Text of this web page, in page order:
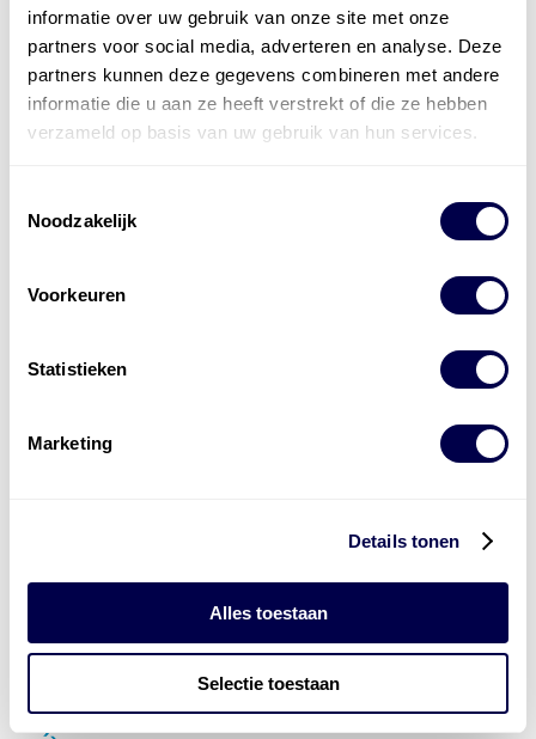
informatie over uw gebruik van onze site met onze
partners voor social media, adverteren en analyse. Deze
partners kunnen deze gegevens combineren met andere
informatie die u aan ze heeft verstrekt of die ze hebben
verzameld op basis van uw gebruik van hun services.
Noodzakelijk
Voorkeuren
Statistieken
Marketing
Details tonen
Alles toestaan
Selectie toestaan
enERE’s
LaadnetwerkenLaadpassen